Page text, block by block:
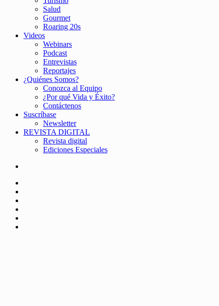
Salud
Gourmet
Roaring 20s
Videos
Webinars
Podcast
Entrevistas
Reportajes
¿Quiénes Somos?
Conozca al Equipo
¿Por qué Vida y Éxito?
Contáctenos
Suscríbase
Newsletter
REVISTA DIGITAL
Revista digital
Ediciones Especiales